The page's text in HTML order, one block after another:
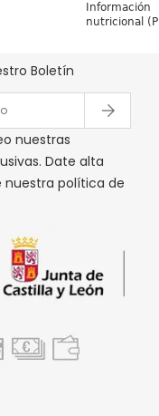
Información
nutricional
Y Precios
Boletín
nuestras
Date alta
nuestra política de